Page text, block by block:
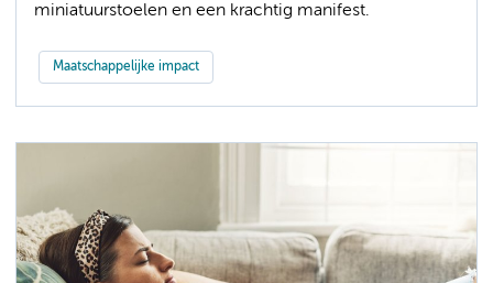
miniatuurstoelen en een krachtig manifest.
Maatschappelijke impact